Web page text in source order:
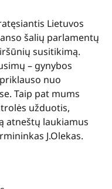
Lietuvos
šalių parlamentų
susitikimą.
– gynybos
nuo
Taip pat mums
užduotis,
atneštų laukiamus
J.Olekas.